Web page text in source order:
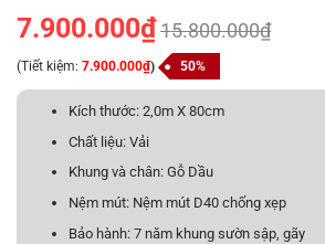
7.900.000₫15.800.000₫
(Tiết kiệm: 7.900.000₫) 50%
Kích thước: 2,0m X 80cm
Chất liệu: Vải
Khung và chân: Gỗ Dầu
Nệm mút: Nệm mút D40 chống xẹp
Bảo hành: 7 năm khung sườn sập, gãy